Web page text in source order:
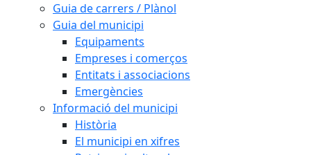
Guia de carrers / Plànol
Guia del municipi
Equipaments
Empreses i comerços
Entitats i associacions
Emergències
Informació del municipi
Història
El municipi en xifres